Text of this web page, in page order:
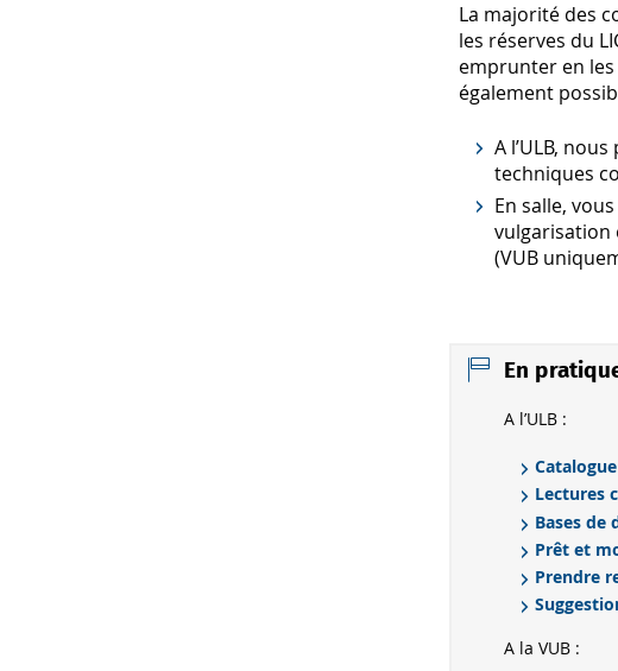
La majorité des
les réserves du
emprunter en
également
A l’ULB,
techniques
En salle,
vulgarisation
(VUB
En
A l’ULB :
Lectures
Bases de
Prêt et
Prendre
A la VUB :